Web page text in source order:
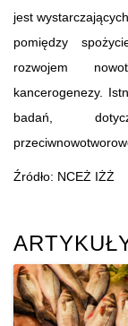
jest
pomiędzy
rozwojem
kancerogenezy.
badań,
Źródło: NCEŻ IŻŻ